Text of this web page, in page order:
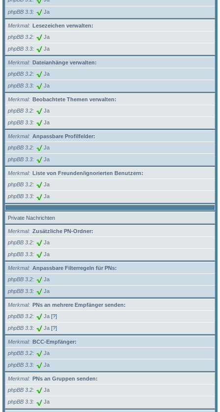
phpBB 3.3 Ja
Merkmal
Lesezeichen verwalten:
phpBB 3.2
Ja
phpBB 3.3 Ja
Merkmal
Dateianhänge verwalten:
phpBB 3.2
Ja
phpBB 3.3 Ja
Merkmal
Beobachtete Themen verwalten:
phpBB 3.2
Ja
phpBB 3.3 Ja
Merkmal
Anpassbare Profilfelder:
phpBB 3.2
Ja
phpBB 3.3 Ja
Merkmal
Liste von Freunden/ignorierten Benutzern:
phpBB 3.2
Ja
phpBB 3.3 Ja
Private Nachrichten
Merkmal
Zusätzliche PN-Ordner:
phpBB 3.2
Ja
phpBB 3.3 Ja
Merkmal
Anpassbare Filterregeln für PNs:
phpBB 3.2
Ja
phpBB 3.3 Ja
Merkmal
PNs an mehrere Empfänger senden:
phpBB 3.2
Ja [?]
phpBB 3.3 Ja [?]
Merkmal
BCC-Empfänger:
phpBB 3.2
Ja
phpBB 3.3 Ja
Merkmal
PNs an Gruppen senden:
phpBB 3.2
Ja
phpBB 3.3 Ja